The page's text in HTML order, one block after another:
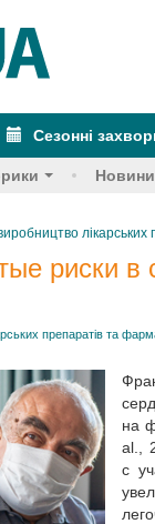
Сезонні
Новини
риски в
препаратів та
на
al.,
с